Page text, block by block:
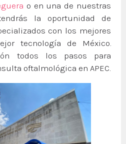
o en una de nuestras
la oportunidad de
con los mejores
tecnología de México.
todos los pasos para
oftalmológica en APEC.